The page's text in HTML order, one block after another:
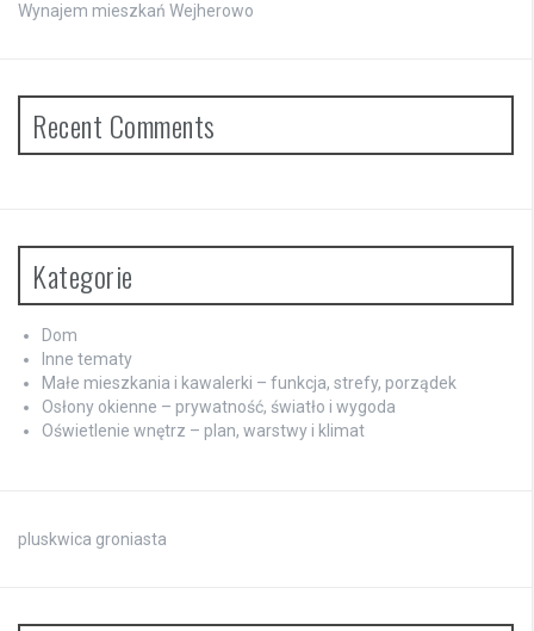
Wynajem mieszkań Wejherowo
Recent Comments
Kategorie
Dom
Inne tematy
Małe mieszkania i kawalerki – funkcja, strefy, porządek
Osłony okienne – prywatność, światło i wygoda
Oświetlenie wnętrz – plan, warstwy i klimat
pluskwica groniasta